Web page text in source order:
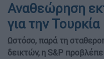
Αναθεώρηση
για την Τουρκία
Ωστόσο, παρά τη
δεικτών, η S&P